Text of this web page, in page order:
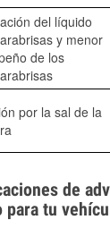
del líquido
y menor
de los
por la sal de la
de
tu